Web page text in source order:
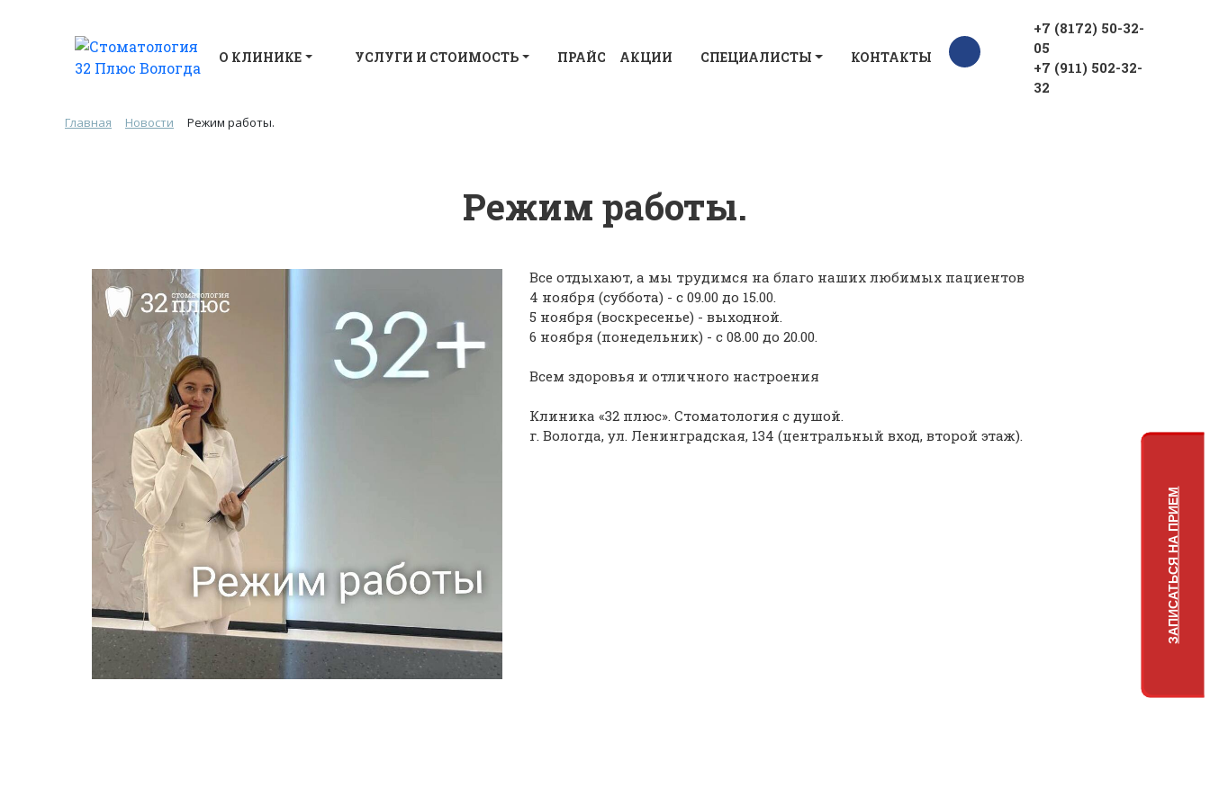
О КЛИНИКЕ УСЛУГИ И СТОИМОСТЬ ПРАЙС АКЦИИ СПЕЦИАЛИСТЫ КОНТАКТЫ
+7 (8172) 50-32-
05
+7 (911) 502-32-
32
Главная Новости Режим работы.
Режим работы.
Все отдыхают, а мы трудимся на благо наших любимых пациентов
4 ноября (суббота) - с 09.00 до 15.00.
5 ноября (воскресенье) - выходной.
6 ноября (понедельник) - с 08.00 до 20.00.
Всем здоровья и отличного настроения
Клиника «32 плюс». Стоматология с душой.
г. Вологда, ул. Ленинградская, 134 (центральный вход, второй этаж).
ЗАПИСАТЬСЯ НА ПРИЕМ